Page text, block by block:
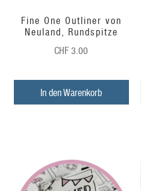
Fine One Outliner von
Neuland, Rundspitze
CHF3.00
In den Warenkorb